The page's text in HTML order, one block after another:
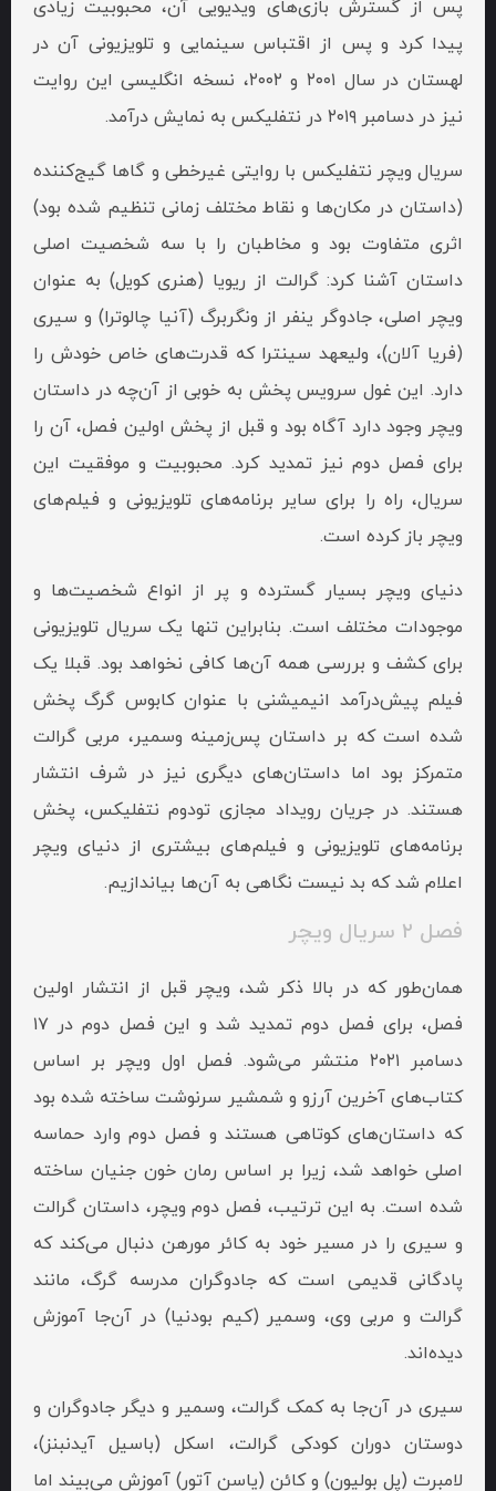
پس از گسترش بازی‌های ویدیویی آن، محبوبیت زیادی
پیدا کرد و پس از اقتباس سینمایی و تلویزیونی آن در
لهستان در سال ۲۰۰۱ و ۲۰۰۲، نسخه انگلیسی این روایت
نیز در دسامبر ۲۰۱۹ در نتفلیکس به نمایش درآمد.
سریال ویچر نتفلیکس با روایتی غیر‌خطی و گاها گیج‌کننده
(داستان در مکان‌ها و نقاط مختلف زمانی تنظیم شده بود)
اثری متفاوت‌ بود و مخاطبان را با سه شخصیت اصلی
داستان آشنا کرد: گرالت از ریویا (هنری کویل) به عنوان
ویچر اصلی، جادوگر ینفر از ونگربرگ (آنیا چالوترا) و سیری
(فریا آلان)، ولیعهد سینترا که قدرت‌های خاص خودش را
دارد. این غول سرویس پخش به خوبی از آن‌چه در داستان
ویچر وجود دارد آگاه بود و قبل از پخش اولین فصل، آن را
برای فصل دوم نیز تمدید کرد. محبوبیت و موفقیت این
سریال‌، راه را برای سایر برنامه‌های تلویزیونی و فیلم‌های
ویچر باز کرده است.
دنیای ویچر بسیار گسترده و پر از انواع شخصیت‌ها و
موجودات مختلف است. بنابراین تنها یک سریال تلویزیونی
برای کشف و بررسی همه آن‌ها کافی نخواهد بود. قبلا یک
فیلم پیش‌درآمد انیمیشنی با عنوان کابوس گرگ پخش
شده است که بر داستان پس‌زمینه وسمیر، مربی گرالت
متمرکز بود اما داستان‌های دیگری نیز در شرف انتشار
هستند. در جریان رویداد مجازی تودوم نتفلیکس، پخش
برنامه‌های تلویزیونی و فیلم‌های بیشتری از دنیای ویچر
اعلام شد که بد نیست نگاهی به آن‌ها بیاندازیم.
فصل ۲ سریال ویچر
همان‌طور که در بالا ذکر شد، ویچر قبل از انتشار اولین
فصل، برای فصل دوم تمدید شد و این فصل دوم در ۱۷
دسامبر ۲۰۲۱ منتشر می‌شود. فصل اول ویچر بر اساس
کتاب‌های آخرین آرزو و شمشیر سرنوشت ساخته شده بود
که داستان‌های کوتاهی هستند و فصل دوم وارد حماسه
اصلی خواهد شد، زیرا بر اساس رمان خون جنیان ساخته
شده است. به این ترتیب، فصل دوم ویچر، داستان گرالت
و سیری را در مسیر خود به کائر مورهن دنبال می‌کند که
پادگانی قدیمی است که جادوگران مدرسه گرگ، مانند
گرالت و مربی وی، وسمیر (کیم بودنیا) در آن‌جا آموزش
دیده‌اند.
سیری در آن‌جا به کمک گرالت، وسمیر و دیگر جادوگران و
دوستان دوران کودکی گرالت، اسکل (باسیل آیدنبنز)،
لامبرت (پل بولیون) و کائن (یاسن آتور) آموزش می‌بیند اما